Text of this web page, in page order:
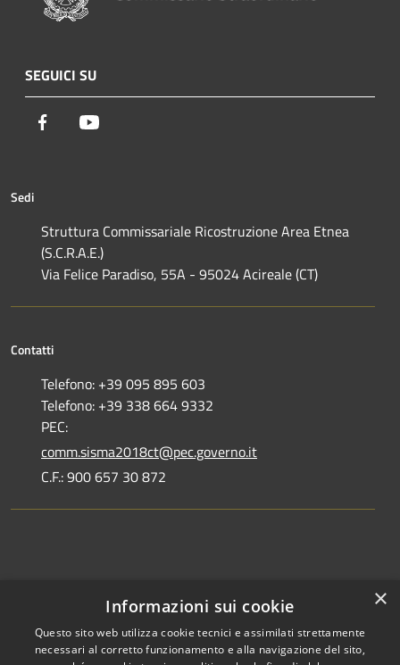
SEGUICI SU
Facebook
Sedi
Struttura Commissariale Ricostruzione Area Etnea
(S.C.R.A.E.)
Via Felice Paradiso, 55A - 95024 Acireale (CT)
Contatti
Telefono: +39 095 895 603
Telefono: +39 338 664 9332
PEC:
comm.sisma2018ct@pec.governo.it
C.F.: 900 657 30 872
Dichiarazione di accessibilità
×
Informazioni sui cookie
Questo sito web utilizza cookie tecnici e assimilati strettamente
necessari al corretto funzionamento e alla navigazione del sito,